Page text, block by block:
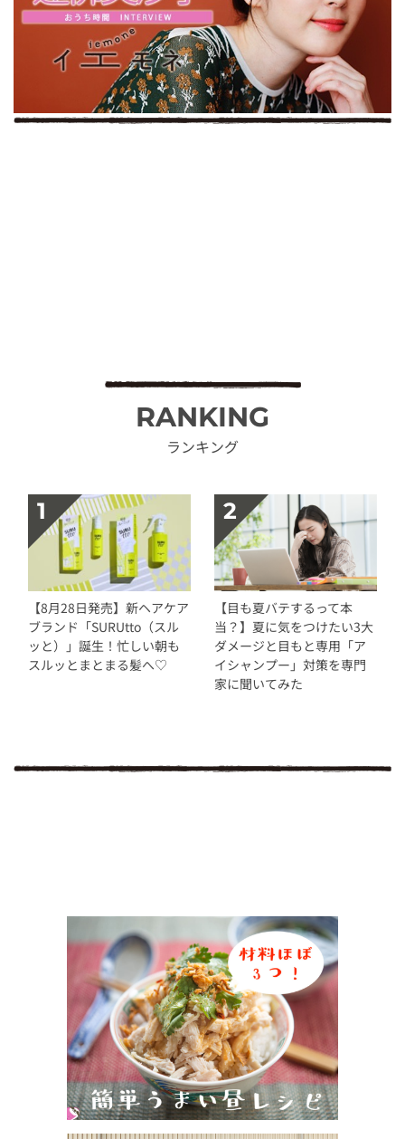
RANKING
ランキング
【8月28日発売】新ヘアケア
ブランド「SURUtto（スル
ッと）」誕生！忙しい朝も
スルッとまとまる髪へ♡
【目も夏バテするって本
当？】夏に気をつけたい3大
ダメージと目もと専用「ア
イシャンプー」対策を専門
家に聞いてみた